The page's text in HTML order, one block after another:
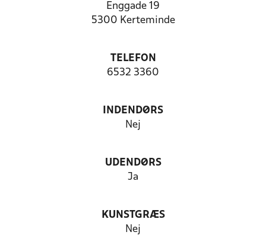
Enggade 19
5300 Kerteminde
TELEFON
6532 3360
INDENDØRS
Nej
UDENDØRS
Ja
KUNSTGRÆS
Nej